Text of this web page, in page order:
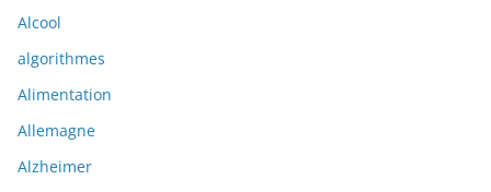
Alcool
algorithmes
Alimentation
Allemagne
Alzheimer